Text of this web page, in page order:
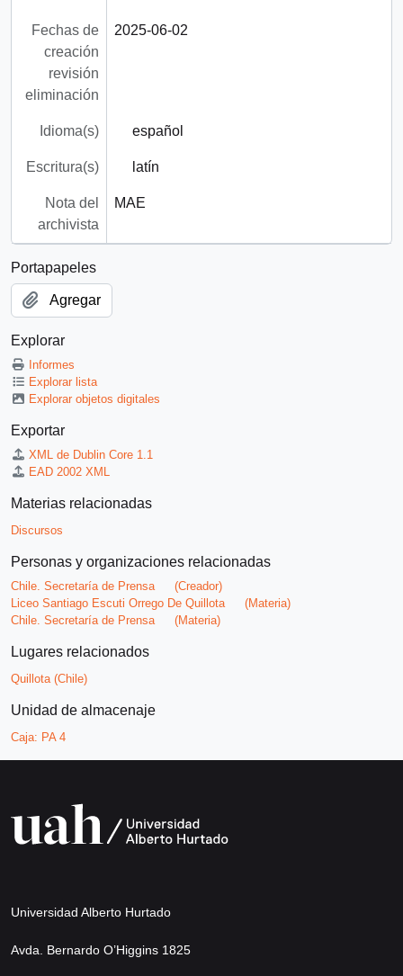
Fechas de
creación
revisión
eliminación
2025-06-02
Idioma(s) español
Escritura(s) latín
Nota del
archivista
MAE
Portapapeles
Agregar
Explorar
Informes
Explorar lista
Explorar objetos digitales
Exportar
XML de Dublin Core 1.1
EAD 2002 XML
Materias relacionadas
Discursos
Personas y organizaciones relacionadas
Chile. Secretaría de Prensa
(Creador)
Liceo Santiago Escuti Orrego De Quillota
(Materia)
Chile. Secretaría de Prensa
(Materia)
Lugares relacionados
Quillota (Chile)
Unidad de almacenaje
Caja: PA 4
Universidad Alberto Hurtado
Avda. Bernardo O’Higgins 1825